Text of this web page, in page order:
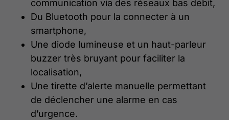
communication via des réseaux bas débit,
Du Bluetooth pour la connecter à un
smartphone,
Une diode lumineuse et un haut-parleur
buzzer très bruyant pour faciliter la
localisation,
Une tirette d’alerte manuelle permettant
de déclencher une alarme en cas
d’urgence.